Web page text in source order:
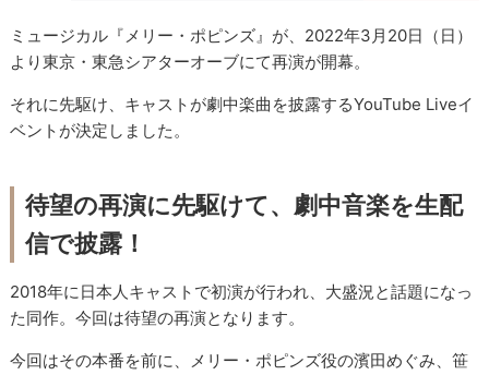
ミュージカル『メリー・ポピンズ』が、2022年3月20日（日）
より東京・東急シアターオーブにて再演が開幕。
それに先駆け、キャストが劇中楽曲を披露するYouTube Liveイ
ベントが決定しました。
待望の再演に先駆けて、劇中音楽を生配
信で披露！
2018年に日本人キャストで初演が行われ、大盛況と話題になっ
た同作。今回は待望の再演となります。
今回はその本番を前に、メリー・ポピンズ役の濱田めぐみ、笹